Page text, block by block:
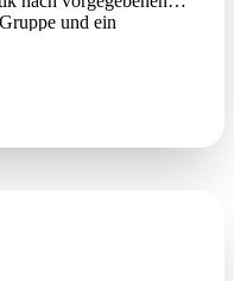
und ein
alle bekannten
Canyon, die West
auch weniger